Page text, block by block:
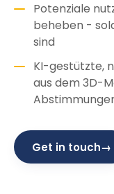
Potenziale
beheben -
sind
KI-gestützte,
aus dem 3D-
Get in touch→